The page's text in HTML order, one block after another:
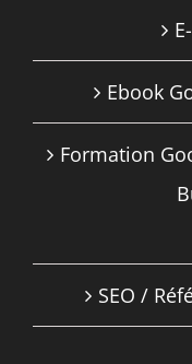
Ebook
Formation
SEO /